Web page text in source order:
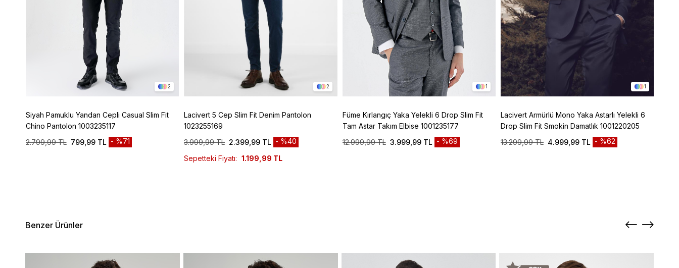
2
Siyah Pamuklu Yandan Cepli Casual Slim Fit
Chino Pantolon 1003235117
2.799,99 TL 799,99 TL %71
2
Lacivert 5 Cep Slim Fit Denim Pantolon
1023255169
3.999,99 TL 2.399,99 TL
%40
Sepetteki Fiyatı: 1.199,99 TL
1
Füme Kırlangıç Yaka Yelekli 6 Drop Slim Fit
Tam Astar Takım Elbise 1001235177
12.999,99 TL 3.999,99 TL %69
1
Lacivert Armürlü Mono Yaka Astarlı Yelekli 6
Drop Slim Fit Smokin Damatlık 1001220205
13.299,99 TL 4.999,99 TL %62
Benzer Ürünler